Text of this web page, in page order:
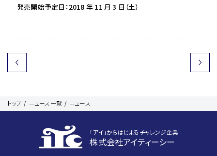
発売開始予定日：2018 年 11 月 3 日（土）
トップ ニュース一覧 ニュース
｢アイ｣からはじまるチャレンジ企業
株式会社アイティーシー